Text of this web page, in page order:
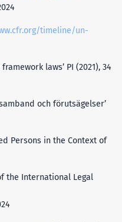
timeline/un-
laws’ PI (2021), 34
och förutsägelser’
Persons in the Context of
the International Legal